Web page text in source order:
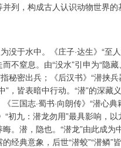
列，构成古人认识动物世界的
没于水中。《庄子·达生》“至人
不窒息。由“没水”引申为“隐藏
指秘密出兵；《后汉书》“潜挟
”，皆表暗中行动。“潜”的深藏
三国志·蜀书·向朗传》“潜心典
“初九：潜龙勿用”最具影响，
。潜，隐也。“潜龙”由此成为
经典意象，后世“潜蛟”“潜鳞”